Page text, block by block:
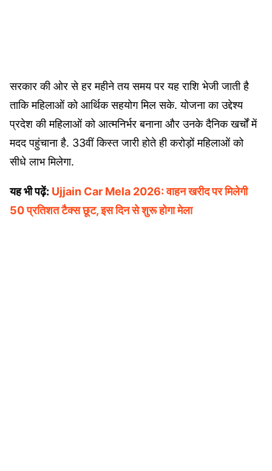
सरकार की ओर से हर महीने तय समय पर यह राशि भेजी जाती है
ताकि महिलाओं को आर्थिक सहयोग मिल सके. योजना का उद्देश्य
प्रदेश की महिलाओं को आत्मनिर्भर बनाना और उनके दैनिक खर्चों में
मदद पहुंचाना है. 33वीं किस्त जारी होते ही करोड़ों महिलाओं को
सीधे लाभ मिलेगा.
यह भी पढ़ें: Ujjain Car Mela 2026: वाहन खरीद पर मिलेगी
50 प्रतिशत टैक्स छूट, इस दिन से शुरू होगा मेला